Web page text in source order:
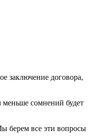
заключение договора,
сомнений будет
берем все эти вопросы